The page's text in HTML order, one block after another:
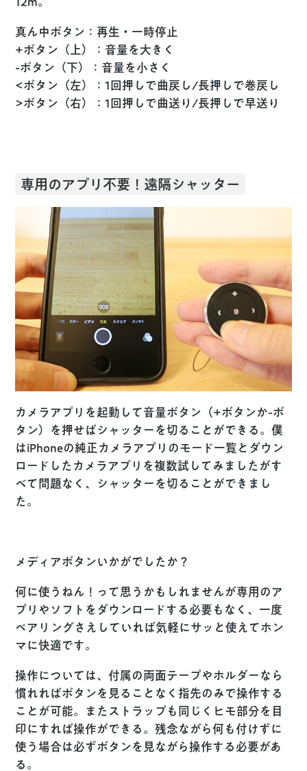
真ん中ボタン ：再生・一時停止
+ボタン（上）
：音量を大きく
-ボタン（下）
：音量を小さく
<ボタン（左）
：1回押しで曲戻し/長押しで巻戻し
>ボタン（右）
：1回押しで曲送り/長押しで早送り
専用のアプリ不要！遠隔シャッター
カメラアプリを起動して音量ボタン（+ボタンか-ボ
タン）を押せばシャッターを切ることができる。僕
はiPhoneの純正カメラアプリのモード一覧とダウン
ロードしたカメラアプリを複数試してみましたがす
べて問題なく、シャッターを切ることができまし
た。
メディアボタンいかがでしたか？
何に使うねん！って思うかもしれませんが専用のア
プリやソフトをダウンロードする必要もなく、一度
ペアリングさえしていれば気軽にサッと使えてホン
マに快適です。
操作については、付属の両面テープやホルダーなら
慣れればボタンを見ることなく指先のみで操作する
ことが可能。またストラップも同じくヒモ部分を目
印にすれば操作ができる。残念ながら何も付けずに
使う場合は必ずボタンを見ながら操作する必要があ
る。